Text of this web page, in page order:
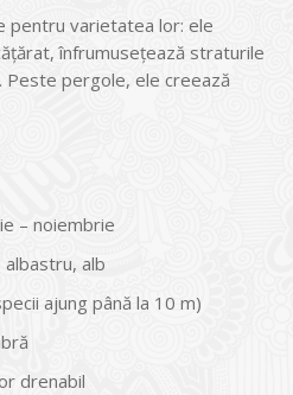
pentru varietatea lor: ele
înfrumuseţează straturile
pergole, ele creează
– noiembrie
albastru, alb
ajung până la 10 m)
drenabil